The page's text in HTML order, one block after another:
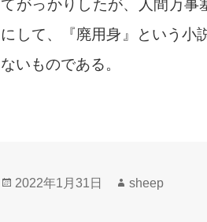
てがっかりしたが、人間万事
にして、『廃用身』という小
ないものである。
投
2022年1月31日
作
sheep